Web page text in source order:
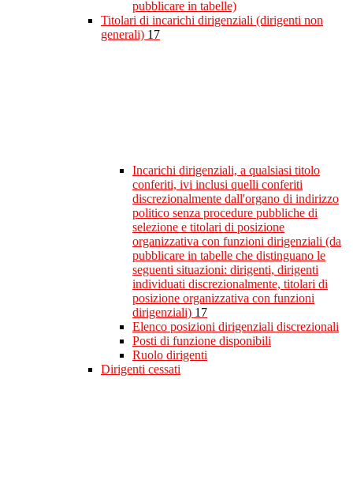
pubblicare in tabelle)
Titolari di incarichi dirigenziali (dirigenti non
generali) 17
Incarichi dirigenziali, a qualsiasi titolo
conferiti, ivi inclusi quelli conferiti
discrezionalmente dall'organo di indirizzo
politico senza procedure pubbliche di
selezione e titolari di posizione
organizzativa con funzioni dirigenziali (da
pubblicare in tabelle che distinguano le
seguenti situazioni: dirigenti, dirigenti
individuati discrezionalmente, titolari di
posizione organizzativa con funzioni
dirigenziali) 17
Elenco posizioni dirigenziali discrezionali
Posti di funzione disponibili
Ruolo dirigenti
Dirigenti cessati